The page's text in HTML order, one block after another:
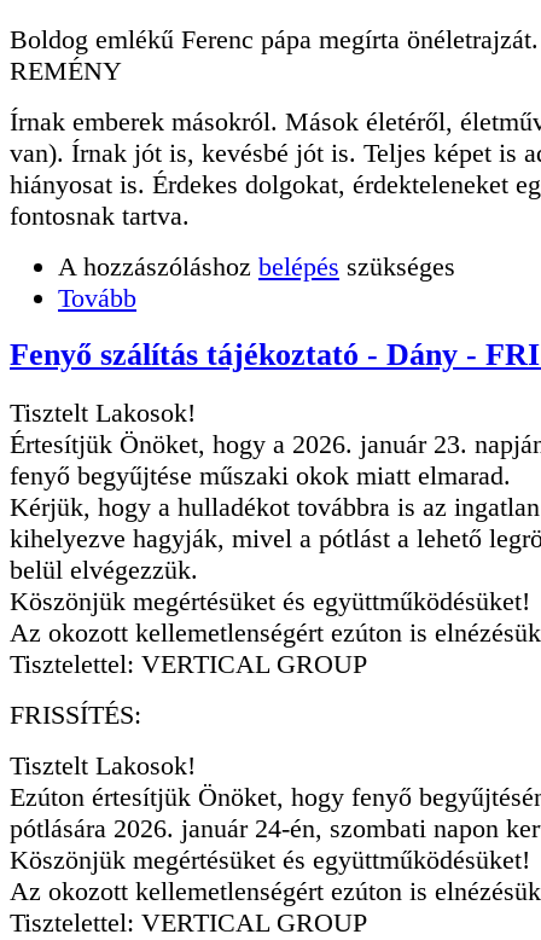
Boldog emlékű Ferenc pápa megírta
REMÉNY
Írnak emberek másokról. Mások életéről,
van). Írnak jót is, kevésbé jót is. Teljes képet is
hiányosat is. Érdekes dolgokat, érdekteleneket
fontosnak tartva.
A hozzászóláshoz belépés szükséges
Tovább
Fenyő szálítás tájékoztató - Dány -
Tisztelt Lakosok!
Értesítjük Önöket, hogy a 2026. január 23.
fenyő begyűjtése műszaki okok miatt elmarad.
Kérjük, hogy a hulladékot továbbra is az
kihelyezve hagyják, mivel a pótlást a lehető
belül elvégezzük.
Köszönjük megértésüket és együttműködésüket!
Az okozott kellemetlenségért ezúton is
Tisztelettel: VERTICAL GROUP
FRISSÍTÉS:
Tisztelt Lakosok!
Ezúton értesítjük Önöket, hogy fenyő
pótlására 2026. január 24-én, szombati napon
Köszönjük megértésüket és együttműködésüket!
Az okozott kellemetlenségért ezúton is
Tisztelettel: VERTICAL GROUP